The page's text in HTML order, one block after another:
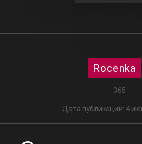
Rocenka
365
Дата публикации: 4